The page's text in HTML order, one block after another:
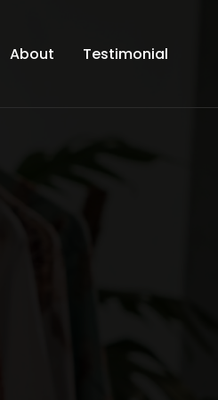
About Testimonial